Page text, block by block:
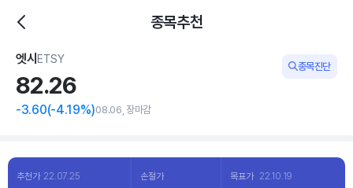
종목추천
엣시ETSY
종목진단
82.26
-3.60(-4.19%)08.06, 장마감
추천가 22.07.25 손절가 목표가 22.10.19